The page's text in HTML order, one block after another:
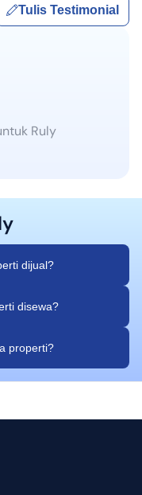
Tulis Testimonial
Ruly
dijual?
disewa?
properti?